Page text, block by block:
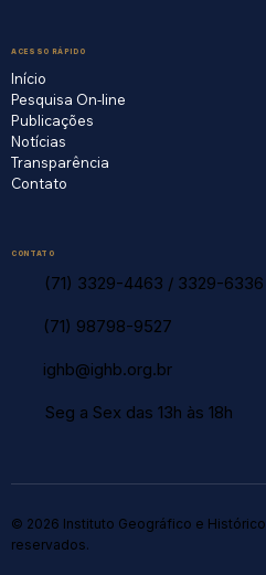
ACESSO RÁPIDO
Início
Pesquisa On-line
Publicações
Notícias
Transparência
Contato
CONTATO
(71) 3329-4463 / 3329-6336
(71) 98798-9527
ighb@ighb.org.br
Seg a Sex das 13h às 18h
© 2026 Instituto Geográfico e
reservados.